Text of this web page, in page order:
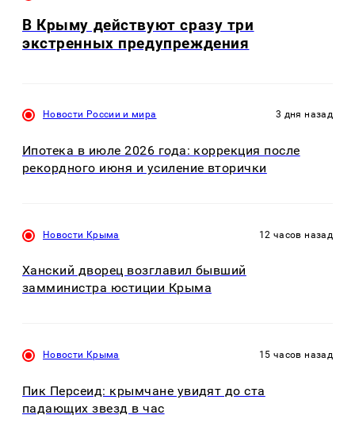
В Крыму действуют сразу три
экстренных предупреждения
Новости России и мира 3 дня назад
Ипотека в июле 2026 года: коррекция после
рекордного июня и усиление вторички
Новости Крыма 12 часов назад
Ханский дворец возглавил бывший
замминистра юстиции Крыма
Новости Крыма 15 часов назад
Пик Персеид: крымчане увидят до ста
падающих звезд в час